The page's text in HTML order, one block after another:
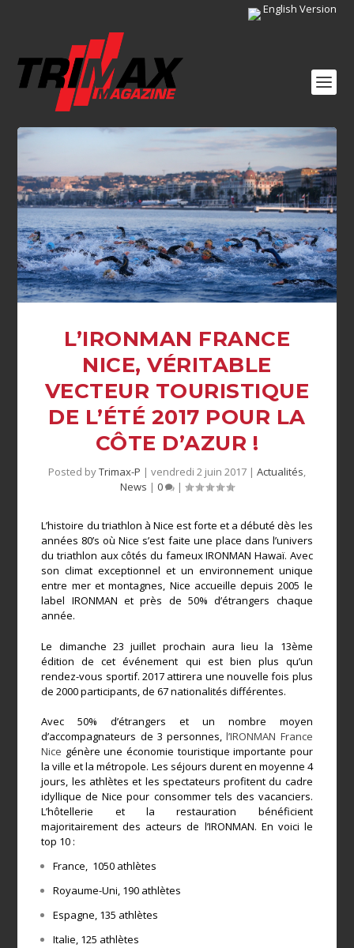
English Version
L’IRONMAN FRANCE
NICE, VÉRITABLE
VECTEUR TOURISTIQUE
DE L’ÉTÉ 2017 POUR LA
CÔTE D’AZUR !
Posted byTrimax-P | vendredi 2 juin 2017 | Actualités,
News | 0 |
L’histoire du triathlon à Nice est forte et a débuté dès les
années 80’s où Nice s’est faite une place dans l’univers
du triathlon aux côtés du fameux IRONMAN Hawaï. Avec
son climat exceptionnel et un environnement unique
entre mer et montagnes, Nice accueille depuis 2005 le
label IRONMAN et près de 50% d’étrangers chaque
année.
Le dimanche 23 juillet prochain aura lieu la 13ème
édition de cet événement qui est bien plus qu’un
rendez-vous sportif. 2017 attirera une nouvelle fois plus
de 2000 participants, de 67 nationalités différentes.
Avec 50% d’étrangers et un nombre moyen
d’accompagnateurs de 3 personnes, l’IRONMAN France
Nice génère une économie touristique importante pour
la ville et la métropole. Les séjours durent en moyenne 4
jours, les athlètes et les spectateurs profitent du cadre
idyllique de Nice pour consommer tels des vacanciers.
L’hôtellerie et la restauration bénéficient
majoritairement des acteurs de l’IRONMAN. En voici le
top 10 :
France, 1050 athlètes
Royaume-Uni, 190 athlètes
Espagne, 135 athlètes
Italie, 125 athlètes